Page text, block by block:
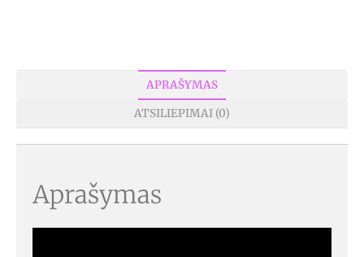
APRAŠYMAS
ATSILIEPIMAI (0)
Aprašymas